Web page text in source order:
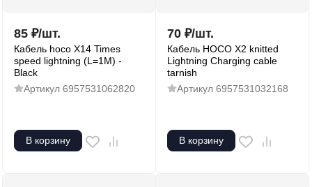
85 ₽/шт.
Кабель hoco X14 Times
speed lightning (L=1M) -
Black
Артикул 6957531062820
В корзину
70 ₽/шт.
Кабель HOCO X2 knitted
Lightning Charging cable
tarnish
Артикул 6957531032168
В корзину